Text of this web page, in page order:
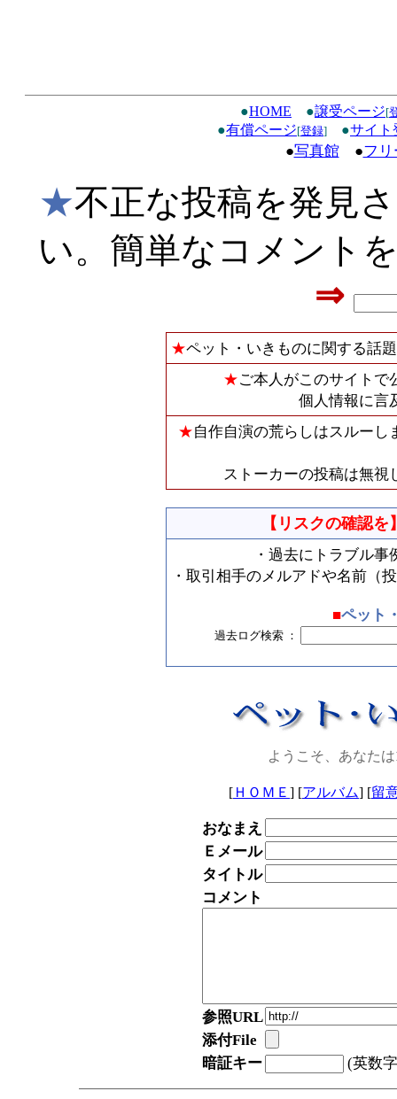
●HOME ●譲受ページ[
●有償ページ[登録] ●サイト
●写真館●フ
★不正な投稿を発見
い。簡単なコメント
⇒
★ペット・いきものに関する話
★ご本人がこのサイトで
個人情報に言
★自作自演の荒らしはスルー
ストーカーの投稿は無視
【リスクの確認を
・過去にトラブル
・取引相手のメルアドや名前（
■ペット
過去ログ検索 ：
ようこそ、あなたは
[ ＨＯＭＥ ] [アルバム] [留
おなまえ
Ｅメール
タイトル
コメント
参照URL
添付File
暗証キー
(英数